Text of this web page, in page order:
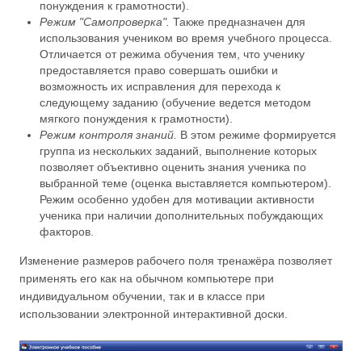
понуждения к грамотности).
Режим "Самопроверка". Также предназначен для
использования учеником во время учебного процесса.
Отличается от режима обучения тем, что ученику
предоставляется право совершать ошибки и
возможность их исправления для перехода к
следующему заданию (обучение ведется методом
мягкого понуждения к грамотности).
Режим контроля знаний. В этом режиме формируется
группа из нескольких заданий, выполнение которых
позволяет объективно оценить знания ученика по
выбранной теме (оценка выставляется компьютером).
Режим особенно удобен для мотивации активности
ученика при наличии дополнительных побуждающих
факторов.
Изменение размеров рабочего поля тренажёра позволяет
применять его как на обычном компьютере при
индивидуальном обучении, так и в классе при
использовании электронной интерактивной доски.